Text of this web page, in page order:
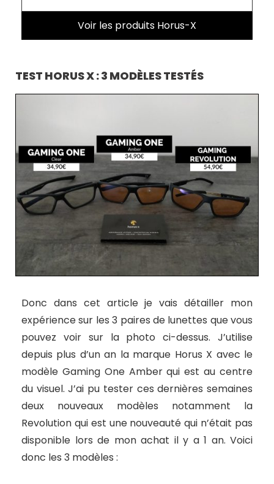
Voir les produits Horus-X
TEST HORUS X : 3 MODÈLES TESTÉS
Donc dans cet article je vais détailler mon
expérience sur les 3 paires de lunettes que vous
pouvez voir sur la photo ci-dessus. J’utilise
depuis plus d’un an la marque Horus X avec le
modèle Gaming One Amber qui est au centre
du visuel. J’ai pu tester ces dernières semaines
deux nouveaux modèles notamment la
Revolution qui est une nouveauté qui n’était pas
disponible lors de mon achat il y a 1 an. Voici
donc les 3 modèles :